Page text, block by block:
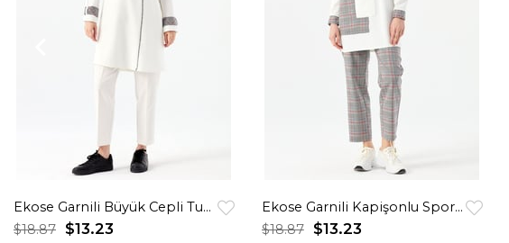
Ekose Garnili Büyük Cepli Tunik Ekru
$13.23
$18.87
Ekose Garnili Kapişonlu Spor Tunik Krem
$13.23
$18.87